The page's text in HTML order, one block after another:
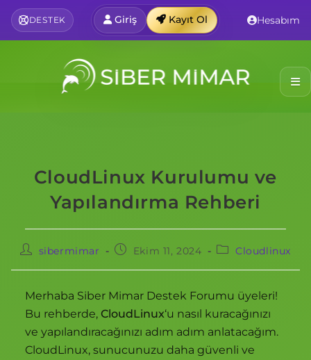
DESTEK Giriş Kayıt Ol Hesabım
CloudLinux Kurulumu ve
Yapılandırma Rehberi
sibermimar Ekim 11, 2024 Cloudlinux
Merhaba Siber Mimar Destek Forumu üyeleri!
Bu rehberde, CloudLinux‘u nasıl kuracağınızı
ve yapılandıracağınızı adım adım anlatacağım.
CloudLinux, sunucunuzu daha güvenli ve